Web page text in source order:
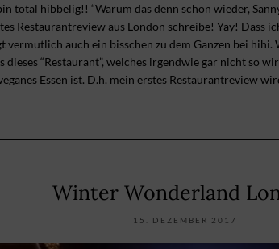
total hibbelig!! “Warum das denn schon wieder,
Restaurantreview aus London schreibe! Yay! Dass
vermutlich auch ein bisschen zu dem Ganzen bei hihi.
dieses “Restaurant”, welches irgendwie gar nicht so
Essen ist. D.h. mein erstes Restaurantreview
Winter Wonderland
15. DEZEMBER 2017